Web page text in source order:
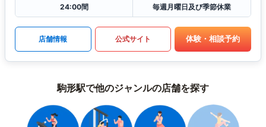
24:00間
毎週月曜日及び季節休業
店舗情報 公式サイト 体験・相談予約
駒形駅で他のジャンルの店舗を探す